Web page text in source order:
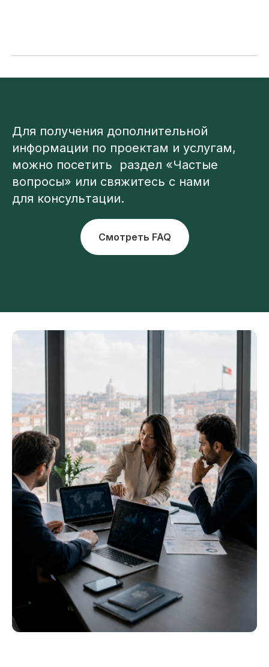
Для получения дополнительной
информации по проектам и услугам,
можно посетить раздел «Частые
вопросы» или свяжитесь с нами
для консультации.
Смотреть FAQ